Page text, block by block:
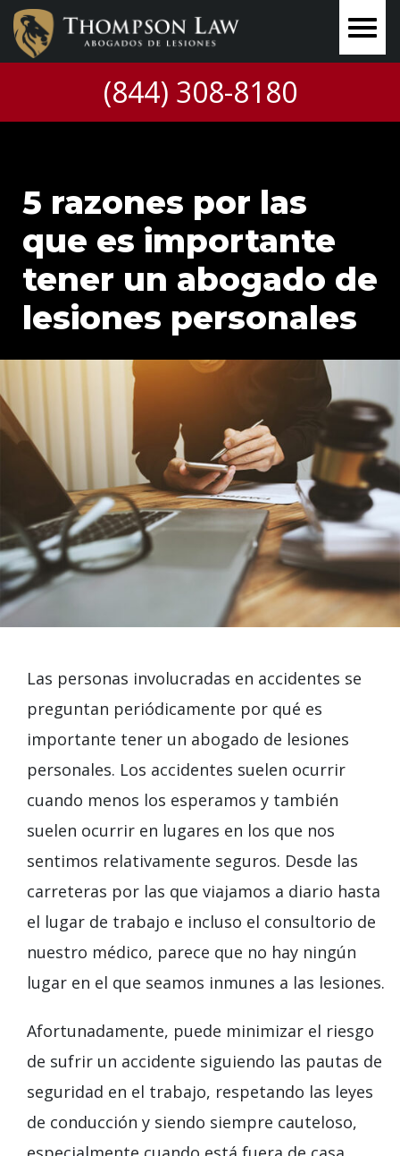
(844) 308-8180
5 razones por las
que es importante
tener un abogado de
lesiones personales
Las personas involucradas en accidentes se
preguntan periódicamente por qué es
importante tener un abogado de lesiones
personales. Los accidentes suelen ocurrir
cuando menos los esperamos y también
suelen ocurrir en lugares en los que nos
sentimos relativamente seguros. Desde las
carreteras por las que viajamos a diario hasta
el lugar de trabajo e incluso el consultorio de
nuestro médico, parece que no hay ningún
lugar en el que seamos inmunes a las lesiones.
Afortunadamente, puede minimizar el riesgo
de sufrir un accidente siguiendo las pautas de
seguridad en el trabajo, respetando las leyes
de conducción y siendo siempre cauteloso,